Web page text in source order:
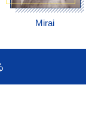
Mirai